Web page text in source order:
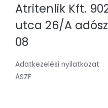
Atritenlik Kft.
utca 26/A
08
Adatkezelési nyilatkozat
ÁSZF